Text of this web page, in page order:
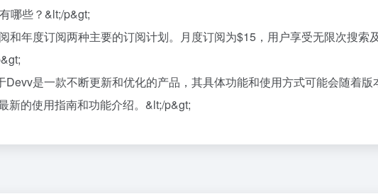
哪些？&lt;/p&gt;
和年度订阅两种主要的订阅计划。月度订阅为$15，用户享受无限次搜
Devv是一款不断更新和优化的产品，其具体功能和使用方式可能会随着
新的使用指南和功能介绍。&lt;/p&gt;